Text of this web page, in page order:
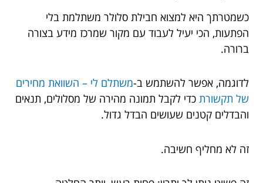
כשמטרתך היא למצוא חבילת סלולר משתלמת בלי
הפתעות, הכי יעיל לעבוד עם מקור שמרכז מידע בצורה
ברורה.
לדוגמה, אפשר להשתמש ב-משתלם לי – השוואת מחירים
של תקשורת כדי לקבל תמונה מהירה של מסלולים, תנאים
והבדלים קטנים שעושים הבדל גדול.
זה לא מחליף חשיבה.